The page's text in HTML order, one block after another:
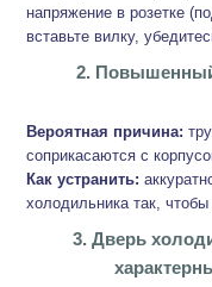
напряжение в розетке
вставьте вилку,
2.
Вероятная причина:
соприкасаются с
Как устранить:
холодильника так,
3. Дверь